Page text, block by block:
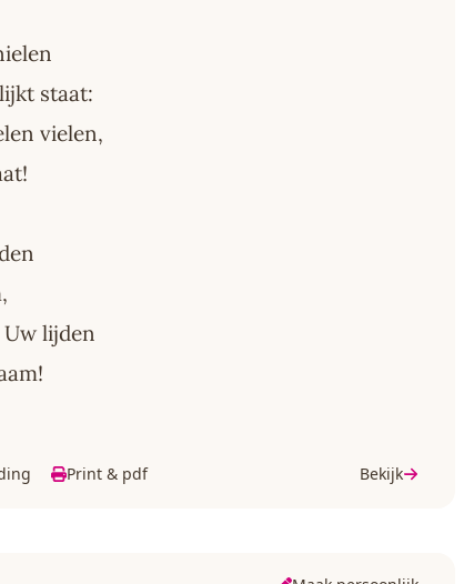
staat:
vielen,
lijden
Print & pdf Bekijk